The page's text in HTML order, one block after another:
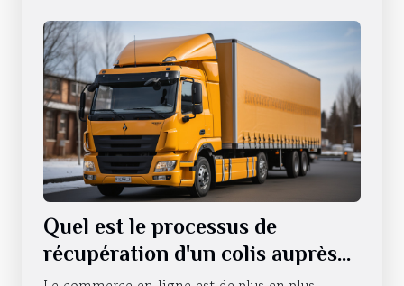
Quel est le processus de
récupération d'un colis auprès
d'un relais pick-up ?